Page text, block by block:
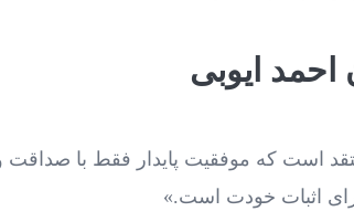
احمد ایوبی
است که موفقیت پایدار فقط با
برای اثبات خودت است.»